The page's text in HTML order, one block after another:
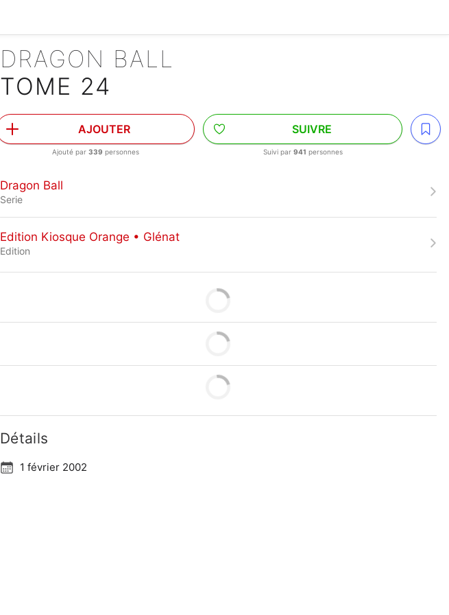
DRAGON BALL
TOME 24
AJOUTER
Ajouté par 339 personnes
SUIVRE
Suivi par 941 personnes
Dragon Ball
Serie
Edition Kiosque Orange • Glénat
Edition
Détails
1 février 2002